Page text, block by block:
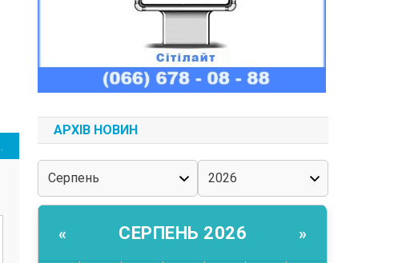
АРХІВ НОВИН
« СЕРПЕНЬ 2026 »